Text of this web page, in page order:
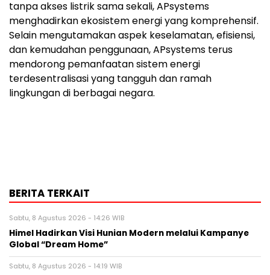
tanpa akses listrik sama sekali, APsystems
menghadirkan ekosistem energi yang komprehensif.
Selain mengutamakan aspek keselamatan, efisiensi,
dan kemudahan penggunaan, APsystems terus
mendorong pemanfaatan sistem energi
terdesentralisasi yang tangguh dan ramah
lingkungan di berbagai negara.
BERITA TERKAIT
Sabtu, 8 Agustus 2026 - 14:26 WIB
Himel Hadirkan Visi Hunian Modern melalui Kampanye
Global “Dream Home”
Sabtu, 8 Agustus 2026 - 14:19 WIB